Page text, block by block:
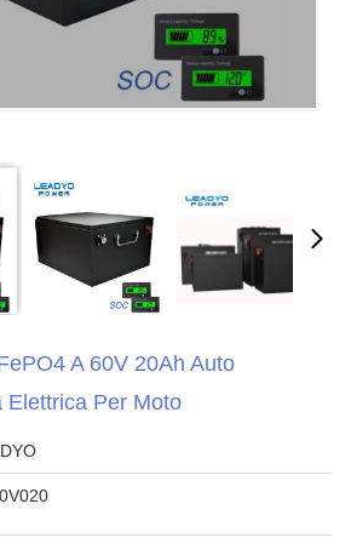
A 60V 20Ah Auto
Elettrica Per Moto